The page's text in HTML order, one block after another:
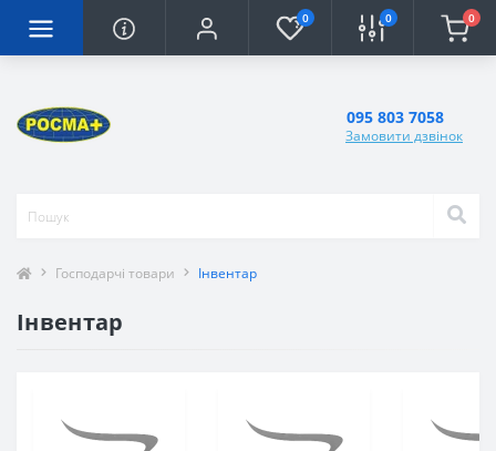
0 0 0
095 803 7058
Замовити дзвінок
Господарчі товари Інвентар
Інвентар